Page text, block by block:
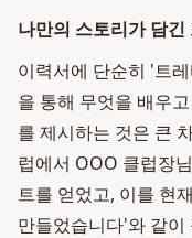
나만의 스토리가 담
이력서에 단순히 '트
을 통해 무엇을 배우
를 제시하는 것은 큰
럽에서 OOO 클럽장
트를 얻었고, 이를 현
만들었습니다'와 같